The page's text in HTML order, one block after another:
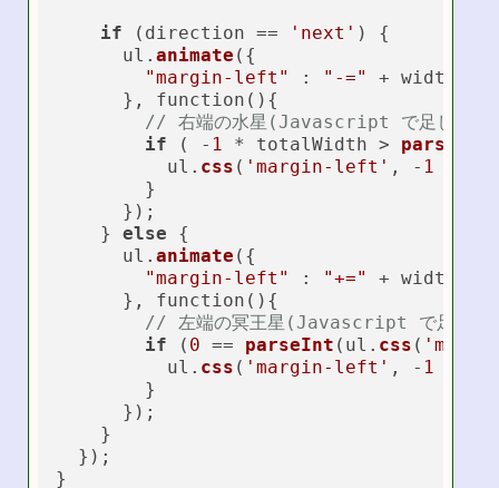
if (direction == 'next' ) {
      ul.
animate ({
"margin-left"
: "-="
+ width
      }, function(){
// 右端の水星(Javascript で足したもの
if ( - 1 * totalWidth > parseInt
          ul.
css ( 'margin-left' , - 1
        }
      });
    }
else {
      ul.
animate ({
"margin-left"
: "+="
+ width
      }, function(){
// 左端の冥王星(Javascript で足したも
if ( 0 == parseInt (ul. css (
          ul.
css ( 'margin-left' , - 1
        }
      });
    }
  });